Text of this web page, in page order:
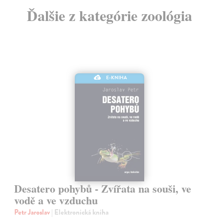
Ďalšie z kategórie zoológia
E-KNIHA
Desatero pohybů - Zvířata na souši, ve
vodě a ve vzduchu
Petr Jaroslav| Elektronická kniha